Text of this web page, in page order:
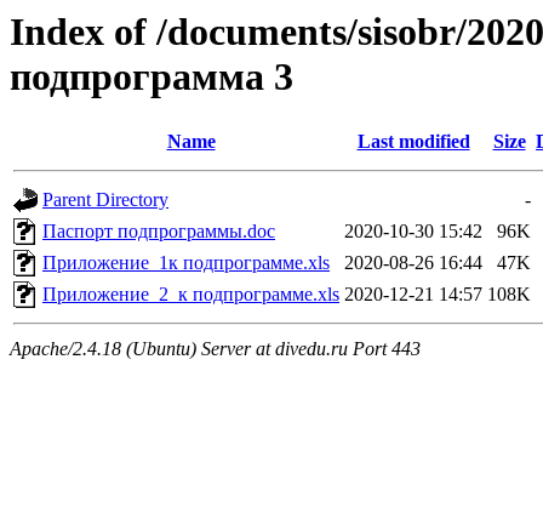
Index of /documents/sisobr/
подпрограмма 3
Name Last modified Size
Parent Directory
-
Паспорт подпрограммы.doc
2020-10-30 15:42
96K
Приложение_1к подпрограмме.xls
2020-08-26 16:44
47K
Приложение_2_к подпрограмме.xls 2020-12-21 14:57 108K
Apache/2.4.18 (Ubuntu) Server at divedu.ru Port 443